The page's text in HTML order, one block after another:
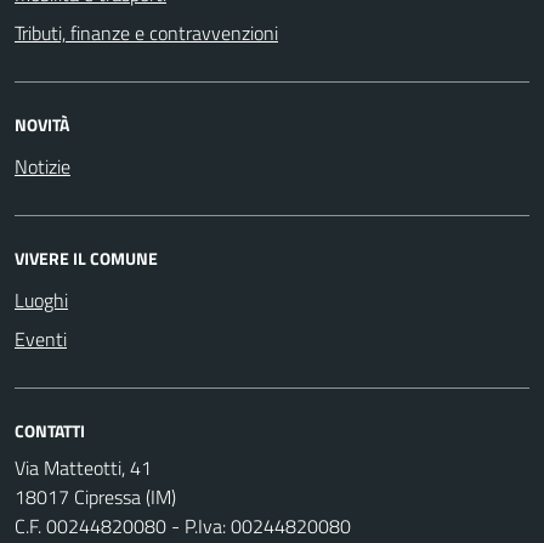
Tributi, finanze e contravvenzioni
NOVITÀ
Notizie
VIVERE IL COMUNE
Luoghi
Eventi
CONTATTI
Via Matteotti, 41
18017 Cipressa (IM)
C.F. 00244820080 - P.Iva: 00244820080